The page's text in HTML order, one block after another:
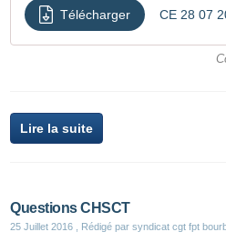
Télécharger CE 28 07
Lire la suite
Questions CHSCT
25 Juillet 2016 , Rédigé par syndicat cgt fpt